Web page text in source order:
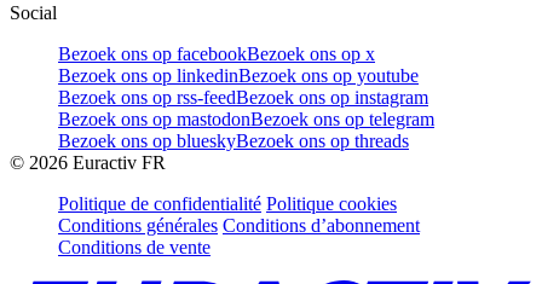
Social
Bezoek ons op facebookBezoek ons op x
Bezoek ons op linkedinBezoek ons op youtube
Bezoek ons op rss-feedBezoek ons op instagram
Bezoek ons op mastodonBezoek ons op telegram
Bezoek ons op blueskyBezoek ons op threads
© 2026 Euractiv FR
Politique de confidentialité Politique cookies
Conditions générales Conditions d’abonnement
Conditions de vente